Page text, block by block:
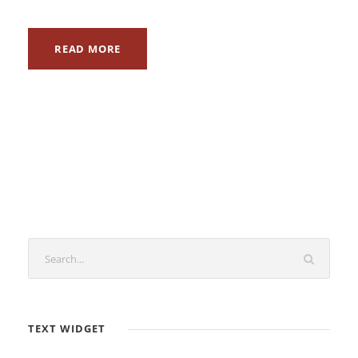
READ MORE
TEXT WIDGET